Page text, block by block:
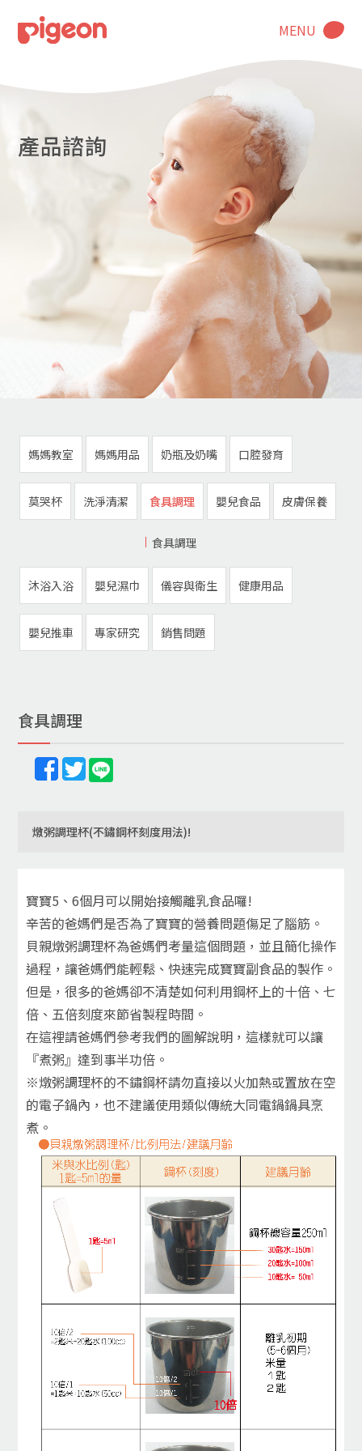
MENU
產品諮詢
媽媽教室 媽媽用品 奶瓶及奶嘴 口腔發育
莫哭杯 洗淨清潔 食具調理
食具調理
嬰兒食品 皮膚保養
沐浴入浴 嬰兒濕巾 儀容與衛生 健康用品
嬰兒推車 專家研究 銷售問題
食具調理
燉粥調理杯(不鏽鋼杯刻度用法)!
寶寶5、6個月可以開始接觸離乳食品囉!
辛苦的爸媽們是否為了寶寶的營養問題傷足了腦筋。
貝親燉粥調理杯為爸媽們考量這個問題，並且簡化操作
過程，讓爸媽們能輕鬆、快速完成寶寶副食品的製作。
但是，很多的爸媽卻不清楚如何利用鋼杯上的十倍、七
倍、五倍刻度來節省製程時間。
在這裡請爸媽們參考我們的圖解說明，這樣就可以讓
『煮粥』達到事半功倍。
※燉粥調理杯的不鏽鋼杯請勿直接以火加熱或置放在空
的電子鍋內，也不建議使用類似傳統大同電鍋鍋具烹
煮。